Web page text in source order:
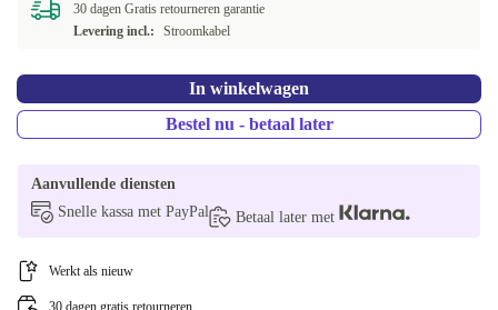
30 dagen Gratis retourneren garantie
Levering incl.:
Stroomkabel
In winkelwagen
Bestel nu - betaal later
Aanvullende diensten
Snelle kassa met PayPal
Betaal later met
Werkt als nieuw
30 dagen gratis retourneren